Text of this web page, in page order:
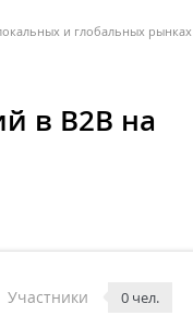
и глобальных рынках
в B2B на
Участники 0 чел.